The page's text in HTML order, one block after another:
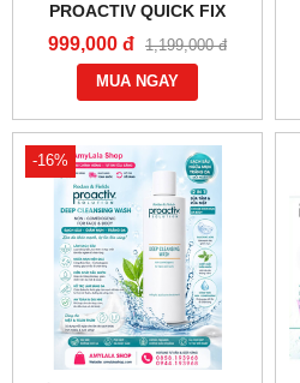
PROACTIV QUICK FIX
BLEMISH PEN 6% SULFUR
HIỆU QUẢ NHANH (6ML) -
0858193968 - 0944193968 -
AMYLALASHOP.COM -
999,000 đ 1,199,000 đ
MUA NGAY
-16%